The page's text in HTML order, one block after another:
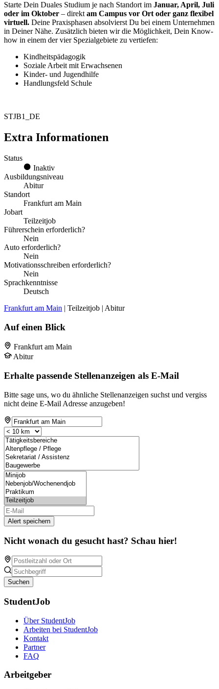
Starte Dein Duales Studium je nach Standort im Januar, April, Juli
oder im Oktober – direkt am Campus vor Ort oder ganz flexibel
virtuell. Deine Praxisphasen absolvierst Du bei einem Unternehmen
in Deiner Nähe. Zusätzlich bieten wir die Möglichkeit, Dein Know-
how in einem der vier Spezialgebiete zu vertiefen:
Kindheitspädagogik
Soziale Arbeit mit Erwachsenen
Kinder- und Jugendhilfe
Handlungsfeld Schule
STJB1_DE
Extra Informationen
Status
Inaktiv
Ausbildungsniveau
Abitur
Standort
Frankfurt am Main
Jobart
Teilzeitjob
Führerschein erforderlich?
Nein
Auto erforderlich?
Nein
Motivationsschreiben erforderlich?
Nein
Sprachkenntnisse
Deutsch
Frankfurt am Main | Teilzeitjob | Abitur
Auf einen Blick
Frankfurt am Main
Abitur
Erhalte passende Stellenanzeigen als E-Mail
Bitte sage uns, wo du ähnliche Stellenanzeigen suchst und vergiss
nicht deine E-Mail Adresse anzugeben!
Alert speichern
Nicht wonach du gesucht hast? Schau hier!
Suchen
StudentJob
Über StudentJob
Arbeiten bei StudentJob
Kontakt
Partner
FAQ
Arbeitgeber